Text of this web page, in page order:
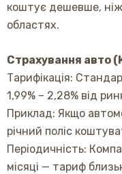
коштує дешевше,
областях.
Страхування авто
Тарифікація:
1,99% – 2,28% від
Приклад: Якщо
річний поліс
Періодичність:
місяці — тариф